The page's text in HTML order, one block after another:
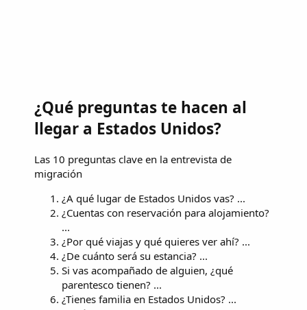
¿Qué preguntas te hacen al
llegar a Estados Unidos?
Las 10 preguntas clave en la entrevista de
migración
¿A qué lugar de Estados Unidos vas? ...
¿Cuentas con reservación para alojamiento?
...
¿Por qué viajas y qué quieres ver ahí? ...
¿De cuánto será su estancia? ...
Si vas acompañado de alguien, ¿qué
parentesco tienen? ...
¿Tienes familia en Estados Unidos? ...